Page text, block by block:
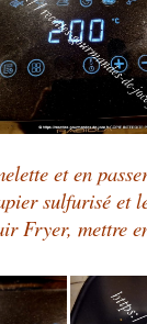
et en
sulfurisé et
Fryer, mettre